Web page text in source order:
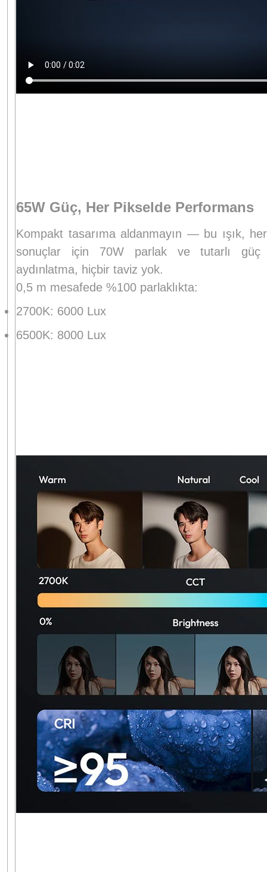
65W Güç, Her Pikselde Performans
Kompakt tasarıma aldanmayın — bu ışık,
sonuçlar için 70W parlak ve tutarlı güç
aydınlatma, hiçbir taviz yok.
0,5 m mesafede %100 parlaklıkta:
2700K: 6000 Lux
6500K: 8000 Lux